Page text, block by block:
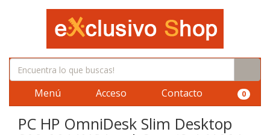
Menú Acceso Contacto 0
PC HP OmniDesk Slim Desktop